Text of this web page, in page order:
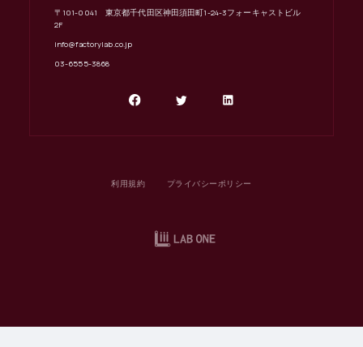
〒101-0041 東京都千代田区神田須田町1-24-3フォーキャストビル
2F
info@factorylab.co.jp
03-6555-3868
利用規約 プライバシーポリシー